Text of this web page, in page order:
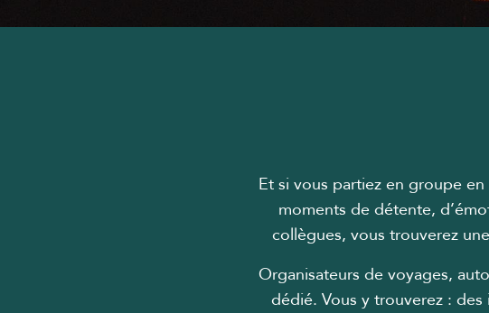
Et si vous partiez en groupe
moments de détente,
collègues, vous trouverez
Organisateurs de voyages,
dédié. Vous y trouverez :